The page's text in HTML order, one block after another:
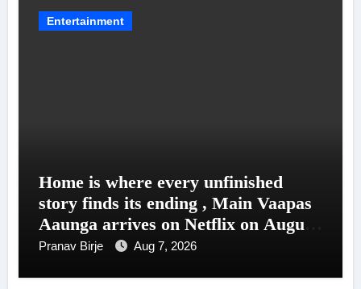
Entertainment
Home is where every unfinished
story finds its ending , Main Vaapas
Aaunga arrives on Netflix on August
7
Pranav Birje Aug 7, 2026